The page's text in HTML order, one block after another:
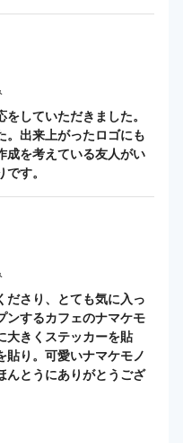
していただきました。
。出来上がったロゴにも
成を考えている友人がい
す。
ださり、とても気に入っ
ンするカフェのナマケモ
大きくステッカーを貼
貼り。可愛いナマケモノ
んとうにありがとうござ